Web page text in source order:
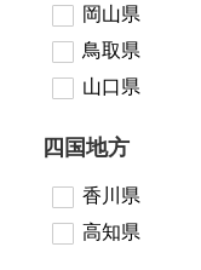
岡山県
鳥取県
山口県
四国地方
香川県
高知県